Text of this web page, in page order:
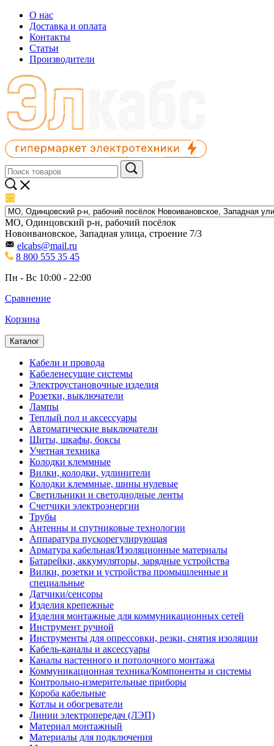
О нас
Доставка и оплата
Контакты
Статьи
Производители
МО, Одинцовский р-н, рабочий посёлок
Новоивановское, Западная улица, строение 7/3
elcabs@mail.ru
8 800 555 35 45
Пн - Вс 10:00 - 22:00
Сравнение
Корзина
Каталог
Кабели и провода
Кабеленесущие системы
Электроустановочные изделия
Розетки, выключатели
Лампы
Теплый пол и аксессуары
Автоматические выключатели
Щиты, шкафы, боксы
Учетная техника
Колодки клеммные
Вилки, колодки, удлинители
Колодки клеммные, шины нулевые
Светильники и светодиодные ленты
Счетчики электроэнергии
Трубы
Антенны и спутниковые технологии
Аппаратура пускорегулирующая
Арматура кабельная/Изоляционные материалы
Батарейки, аккумуляторы, зарядные устройства
Вилки, розетки и устройства промышленные и
специальные
Датчики/сенсоры
Изделия крепежные
Изделия монтажные для коммуникационных сетей
Инструмент ручной
Инструменты для опрессовки, резки, снятия изоляции
Кабель-каналы и аксессуары
Каналы настенного и потолочного монтажа
Коммуникационная техника/Компоненты и системы
Контрольно-измерительные приборы
Короба кабельные
Котлы и обогреватели
Линии электропередач (ЛЭП)
Материал монтажный
Материалы для подключения